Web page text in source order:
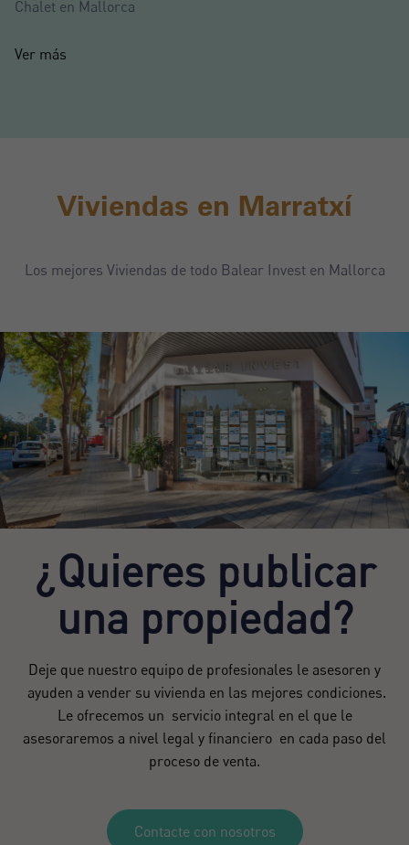
Chalet en Mallorca
Ver más
Viviendas en Marratxí
Los mejores Viviendas de todo Balear Invest en Mallorca
¿Quieres publicar
una propiedad?
Deje que nuestro equipo de profesionales le asesoren y
ayuden a vender su vivienda en las mejores condiciones.
Le ofrecemos un servicio integral en el que le
asesoraremos a nivel legal y financiero en cada paso del
proceso de venta.
Contacte con nosotros